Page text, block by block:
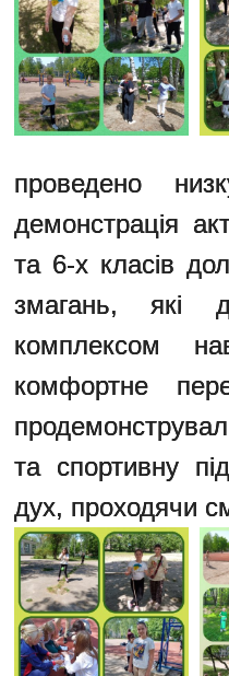
проведено
демонстрація
та 6-х класів
змагань, які
комплексом
комфортне
та спортивну
дух, проходячи